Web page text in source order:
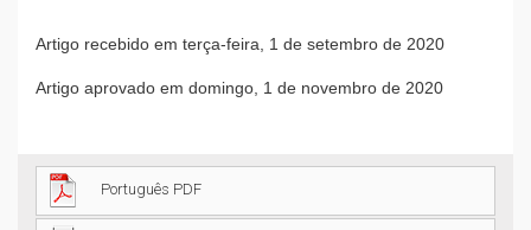
Artigo recebido em terça-feira, 1 de setembro de 2020
Artigo aprovado em domingo, 1 de novembro de 2020
Português PDF